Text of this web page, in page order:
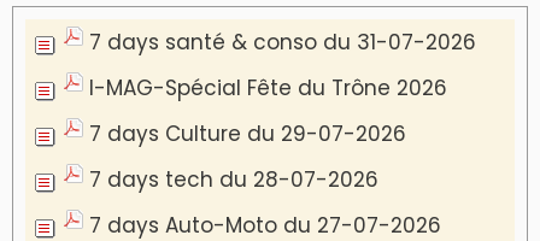
7 days santé & conso du 31-07-2026
I-MAG-Spécial Fête du Trône 2026
7 days Culture du 29-07-2026
7 days tech du 28-07-2026
7 days Auto-Moto du 27-07-2026